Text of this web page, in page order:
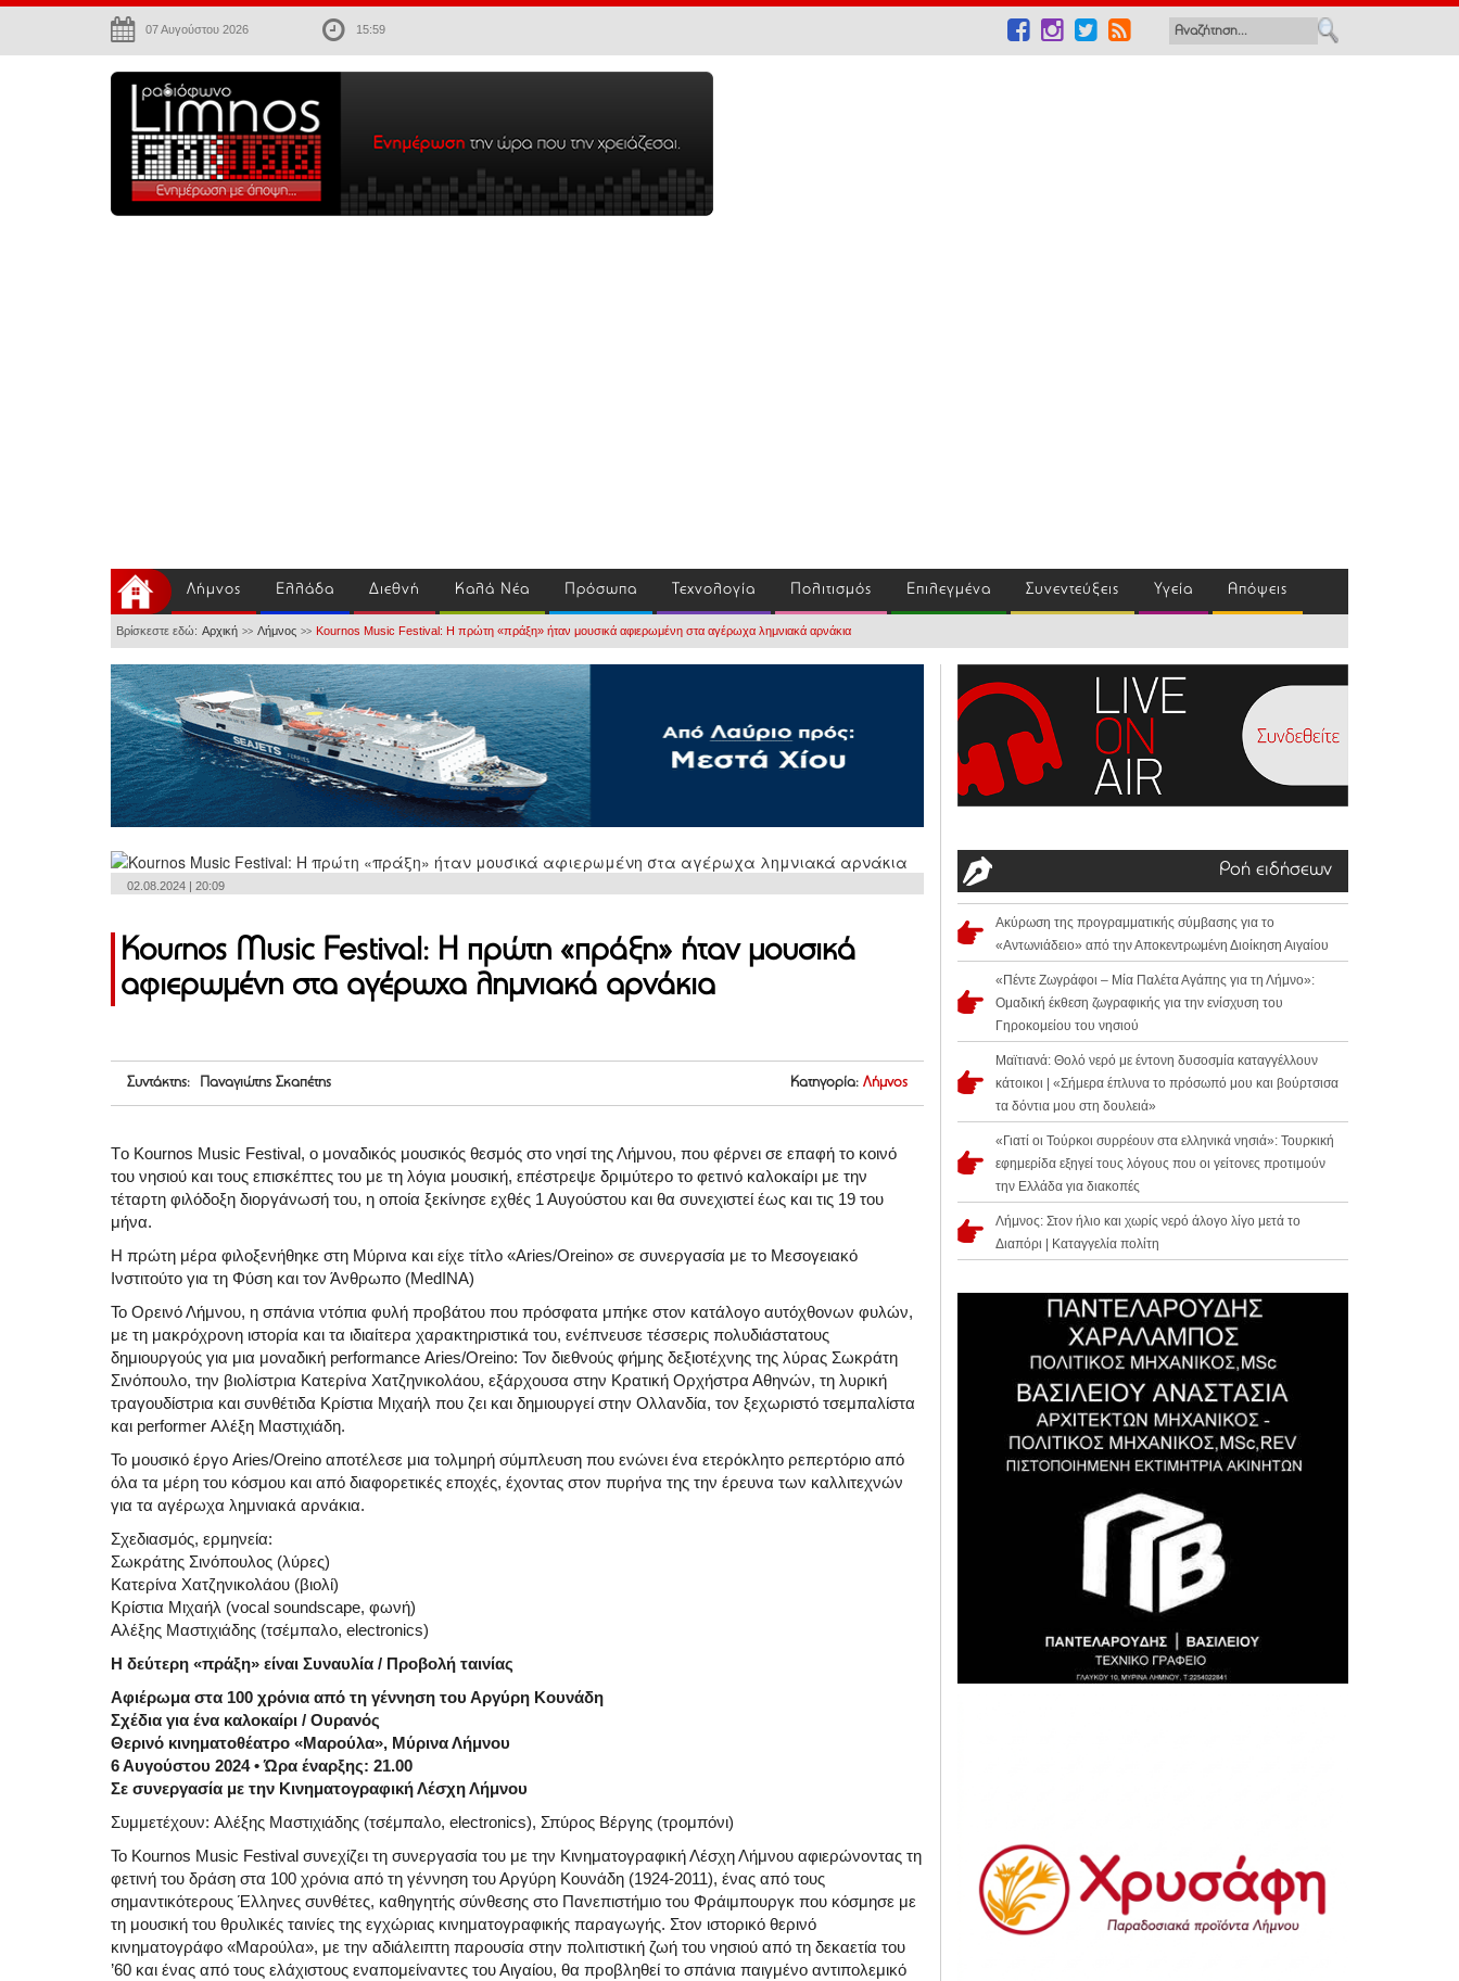
07 Αυγούστου 2026 15:59
Λήμνος Ελλάδα Διεθνή Καλά Νέα Πρόσωπα Τεχνολογία Πολιτισμός Επιλεγμένα Συνεντεύξεις Υγεία Απόψεις
Βρίσκεστε εδώ: Αρχική >> Λήμνος >> Kournos Music Festival: Η πρώτη «πράξη» ήταν μουσικά αφιερωμένη στα αγέρωχα λημνιακά αρνάκια
02.08.2024 | 20:09
Kournos Music Festival: Η πρώτη «πράξη» ήταν μουσικά
αφιερωμένη στα αγέρωχα λημνιακά αρνάκια
Συντάκτης: Παναγιώτης Σκαπέτης Κατηγορία: Λήμνος
Tο Kournos Music Festival, ο μοναδικός μουσικός θεσμός στο νησί της Λήμνου, που φέρνει σε επαφή το κοινό
του νησιού και τους επισκέπτες του με τη λόγια μουσική, επέστρεψε δριμύτερο το φετινό καλοκαίρι με την
τέταρτη φιλόδοξη διοργάνωσή του, η οποία ξεκίνησε εχθές 1 Αυγούστου και θα συνεχιστεί έως και τις 19 του
μήνα.
Η πρώτη μέρα φιλοξενήθηκε στη Μύρινα και είχε τίτλο «Aries/Oreino» σε συνεργασία με το Μεσογειακό
Ινστιτούτο για τη Φύση και τον Άνθρωπο (MedINA)
Το Ορεινό Λήμνου, η σπάνια ντόπια φυλή προβάτου που πρόσφατα μπήκε στον κατάλογο αυτόχθονων φυλών,
με τη μακρόχρονη ιστορία και τα ιδιαίτερα χαρακτηριστικά του, ενέπνευσε τέσσερις πολυδιάστατους
δημιουργούς για μια μοναδική performance Aries/Oreino: Τον διεθνούς φήμης δεξιοτέχνης της λύρας Σωκράτη
Σινόπουλο, την βιολίστρια Κατερίνα Χατζηνικολάου, εξάρχουσα στην Κρατική Ορχήστρα Αθηνών, τη λυρική
τραγουδίστρια και συνθέτιδα Κρίστια Μιχαήλ που ζει και δημιουργεί στην Ολλανδία, τον ξεχωριστό τσεμπαλίστα
και performer Αλέξη Mαστιχιάδη.
Το μουσικό έργο Aries/Oreino αποτέλεσε μια τολμηρή σύμπλευση που ενώνει ένα ετερόκλητο ρεπερτόριο από
όλα τα μέρη του κόσμου και από διαφορετικές εποχές, έχοντας στον πυρήνα της την έρευνα των καλλιτεχνών
για τα αγέρωχα λημνιακά αρνάκια.
Σχεδιασμός, ερμηνεία:
Σωκράτης Σινόπουλος (λύρες)
Κατερίνα Χατζηνικολάου (βιολί)
Κρίστια Μιχαήλ (vocal soundscape, φωνή)
Αλέξης Μαστιχιάδης (τσέμπαλο, electronics)
Η δεύτερη «πράξη» είναι Συναυλία / Προβολή ταινίας
Αφιέρωμα στα 100 χρόνια από τη γέννηση του Αργύρη Κουνάδη
Σχέδια για ένα καλοκαίρι / Ουρανός
Θερινό κινηματοθέατρο «Μαρούλα», Μύρινα Λήμνου
6 Αυγούστου 2024 • Ώρα έναρξης: 21.00
Σε συνεργασία με την Κινηματογραφική Λέσχη Λήμνου
Συμμετέχουν: Αλέξης Μαστιχιάδης (τσέμπαλο, electronics), Σπύρος Βέργης (τρομπόνι)
Το Kournos Music Festival συνεχίζει τη συνεργασία του με την Κινηματογραφική Λέσχη Λήμνου αφιερώνοντας τη
φετινή του δράση στα 100 χρόνια από τη γέννηση του Αργύρη Κουνάδη (1924-2011), ένας από τους
σημαντικότερους Έλληνες συνθέτες, καθηγητής σύνθεσης στο Πανεπιστήμιο του Φράιμπουργκ που κόσμησε με
τη μουσική του θρυλικές ταινίες της εγχώριας κινηματογραφικής παραγωγής. Στον ιστορικό θερινό
κινηματογράφο «Μαρούλα», με την αδιάλειπτη παρουσία στην πολιτιστική ζωή του νησιού από τη δεκαετία του
’60 και ένας από τους ελάχιστους εναπομείναντες του Αιγαίου, θα προβληθεί το σπάνια παιγμένο αντιπολεμικό
Ροή ειδήσεων
Ακύρωση της προγραμματικής σύμβασης για το
«Αντωνιάδειο» από την Αποκεντρωμένη Διοίκηση Αιγαίου
«Πέντε Ζωγράφοι – Μία Παλέτα Αγάπης για τη Λήμνο»:
Ομαδική έκθεση ζωγραφικής για την ενίσχυση του
Γηροκομείου του νησιού
Μαϊτιανά: Θολό νερό με έντονη δυσοσμία καταγγέλλουν
κάτοικοι | «Σήμερα έπλυνα το πρόσωπό μου και βούρτσισα
τα δόντια μου στη δουλειά»
«Γιατί οι Τούρκοι συρρέουν στα ελληνικά νησιά»: Τουρκική
εφημερίδα εξηγεί τους λόγους που οι γείτονες προτιμούν
την Ελλάδα για διακοπές
Λήμνος: Στον ήλιο και χωρίς νερό άλογο λίγο μετά το
Διαπόρι | Καταγγελία πολίτη